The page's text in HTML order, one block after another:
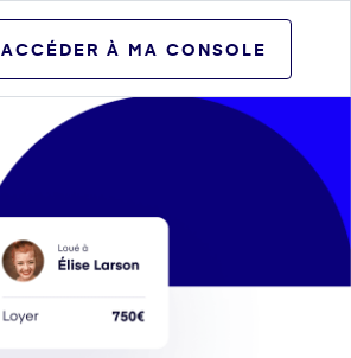
ACCÉDER À MA CONSOLE